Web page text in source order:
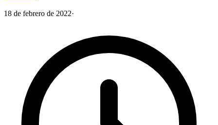
18 de febrero de 2022·